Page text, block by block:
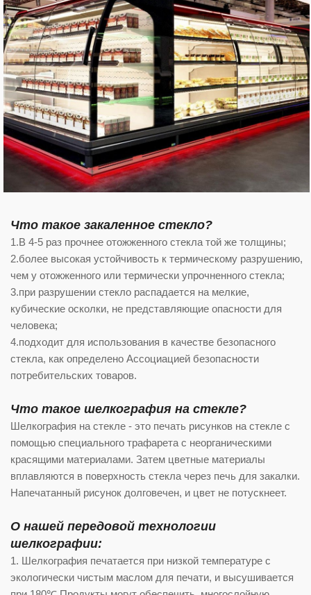
Что такое закаленное стекло?
1.В 4-5 раз прочнее отожженного стекла той же толщины;
2.более высокая устойчивость к термическому разрушению,
чем у отожженного или термически упрочненного стекла;
3.при разрушении стекло распадается на мелкие,
кубические осколки, не представляющие опасности для
человека;
4.подходит для использования в качестве безопасного
стекла, как определено Ассоциацией безопасности
потребительских товаров.
Что такое шелкография на стекле?
Шелкография на стекле - это печать рисунков на стекле с
помощью специального трафарета с неорганическими
красящими материалами. Затем цветные материалы
вплавляются в поверхность стекла через печь для закалки.
Напечатанный рисунок долговечен, и цвет не потускнеет.
О нашей передовой технологии
шелкографии:
1. Шелкография печатается при низкой температуре с
экологически чистым маслом для печати, и высушивается